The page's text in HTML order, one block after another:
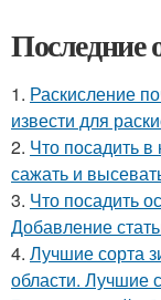
Последние
1. Раскисление
извести для
2. Что посадить
сажать и
3. Что посадить
Добавление
4. Лучшие сорта
области. Лучшие